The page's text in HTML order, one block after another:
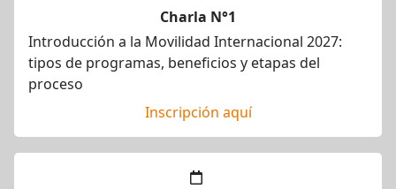
Charla N°1
Introducción a la Movilidad Internacional 2027:
tipos de programas, beneficios y etapas del
proceso
Inscripción aquí